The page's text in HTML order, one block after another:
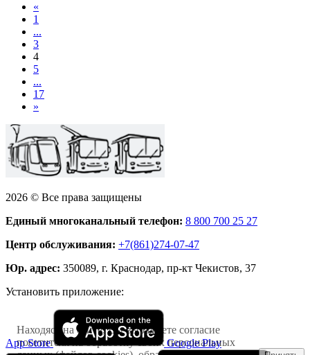
«
1
...
3
4
5
...
17
»
2026 © Все права защищены
Единый многоканальный телефон: 8 800 700 25 27
Центр обслуживания: +7(861)274-07-47
Юр. адрес: 350089, г. Краснодар, пр-кт Чекистов, 37
Установить приложение:
App Store Google Play
Находясь на сайте, Вы выражаете согласие
посетителя на обработку своих персональных